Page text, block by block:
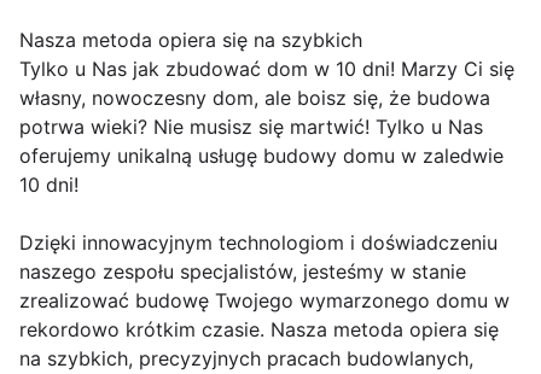
Nasza metoda opiera się na szybkich
Tylko u Nas jak zbudować dom w 10 dni! Marzy Ci się
własny, nowoczesny dom, ale boisz się, że budowa
potrwa wieki? Nie musisz się martwić! Tylko u Nas
oferujemy unikalną usługę budowy domu w zaledwie
10 dni!
Dzięki innowacyjnym technologiom i doświadczeniu
naszego zespołu specjalistów, jesteśmy w stanie
zrealizować budowę Twojego wymarzonego domu w
rekordowo krótkim czasie. Nasza metoda opiera się
na szybkich, precyzyjnych pracach budowlanych,